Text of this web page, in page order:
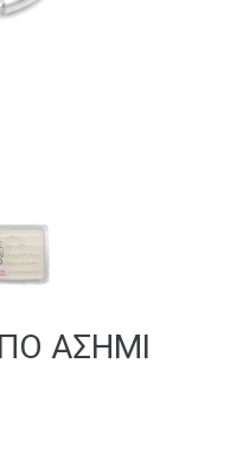
ΑΣΗΜΙ